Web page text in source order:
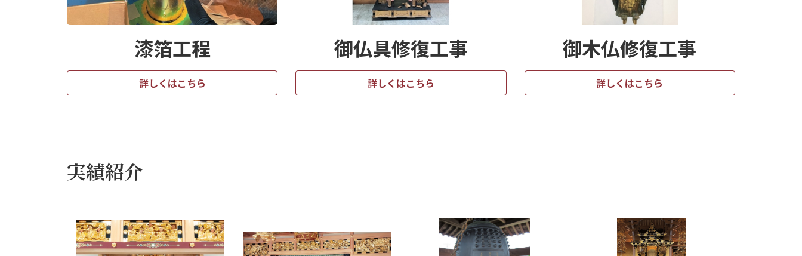
漆箔工程
詳しくはこちら
御仏具修復工事
詳しくはこちら
御木仏修復工事
詳しくはこちら
実績紹介